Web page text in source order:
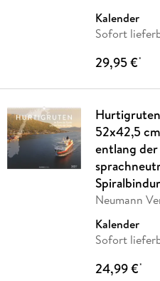
Kalender
Sofort
29,95 €*
52x42,5
entlang
Neumann
Kalender
Sofort
24,99 €*